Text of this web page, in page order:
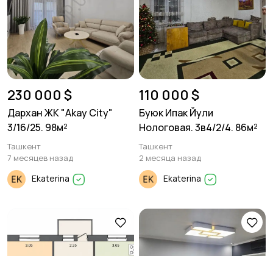
230 000 $
Дархан ЖК "Akay City"
3/16/25. 98м²
Ташкент
7 месяцев назад
Ekaterina
110 000 $
Буюк Ипак Йули
Нологовая. 3в4/2/4. 86м²
Ташкент
2 месяца назад
Ekaterina